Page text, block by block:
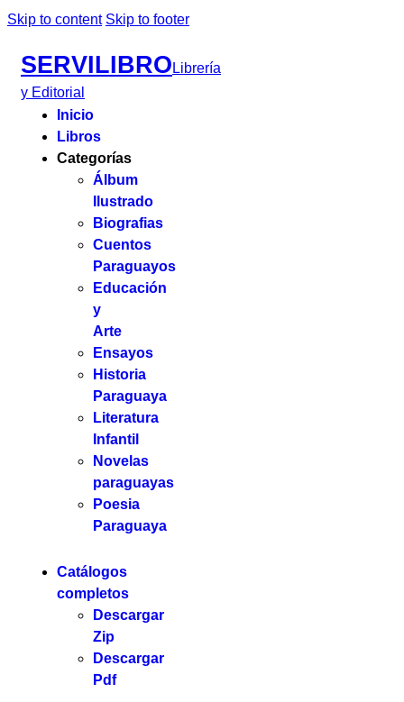
Skip to content Skip to footer
SERVILIBRO Librería
y Editorial
Inicio
Libros
Categorías
Álbum
Ilustrado
Biografias
Cuentos
Paraguayos
Educación
y
Arte
Ensayos
Historia
Paraguaya
Literatura
Infantil
Novelas
paraguayas
Poesia
Paraguaya
Catálogos
completos
Descargar
Zip
Descargar
Pdf